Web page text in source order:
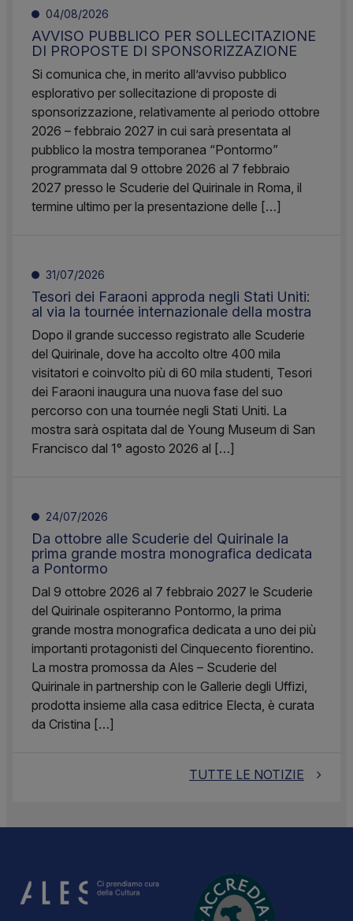
04/08/2026
AVVISO PUBBLICO PER SOLLECITAZIONE
DI PROPOSTE DI SPONSORIZZAZIONE
Si comunica che, in merito all’avviso pubblico
esplorativo per sollecitazione di proposte di
sponsorizzazione, relativamente al periodo ottobre
2026 – febbraio 2027 in cui sarà presentata al
pubblico la mostra temporanea “Pontormo”
programmata dal 9 ottobre 2026 al 7 febbraio
2027 presso le Scuderie del Quirinale in Roma, il
termine ultimo per la presentazione delle […]
31/07/2026
Tesori dei Faraoni approda negli Stati Uniti:
al via la tournée internazionale della mostra
Dopo il grande successo registrato alle Scuderie
del Quirinale, dove ha accolto oltre 400 mila
visitatori e coinvolto più di 60 mila studenti, Tesori
dei Faraoni inaugura una nuova fase del suo
percorso con una tournée negli Stati Uniti. La
mostra sarà ospitata dal de Young Museum di San
Francisco dal 1° agosto 2026 al […]
24/07/2026
Da ottobre alle Scuderie del Quirinale la
prima grande mostra monografica dedicata
a Pontormo
Dal 9 ottobre 2026 al 7 febbraio 2027 le Scuderie
del Quirinale ospiteranno Pontormo, la prima
grande mostra monografica dedicata a uno dei più
importanti protagonisti del Cinquecento fiorentino.
La mostra promossa da Ales – Scuderie del
Quirinale in partnership con le Gallerie degli Uffizi,
prodotta insieme alla casa editrice Electa, è curata
da Cristina […]
TUTTE LE NOTIZIE